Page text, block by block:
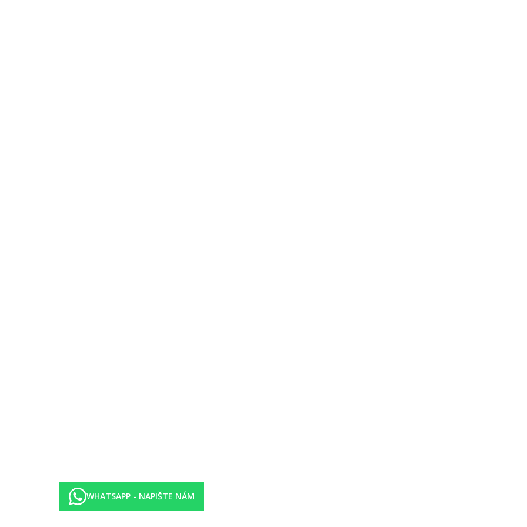
egyptská)- výběr 1, 1x za pobyt zdarma, rezervace nutná, lobby bar, bar u bazénu, bar na pláži, 2 bazény (1 s možností vyhřívání
děti i dospělé, obchodní arkáda, miniklub.
koutem, ložnice, šatna, balkon, výhled na marinu.
od kterého je oddělena příjemnou promenádou. Na pláži se nachází bar. Lehátka, slunečníky a osušky zdarma.
pobyt zdarma, rezervace nutná
hod. denně)
polo, šipky, stolní tenis, boccia, tenisový kurt (osvětlení za poplatek).
WHATSAPP - NAPIŠTE NÁM